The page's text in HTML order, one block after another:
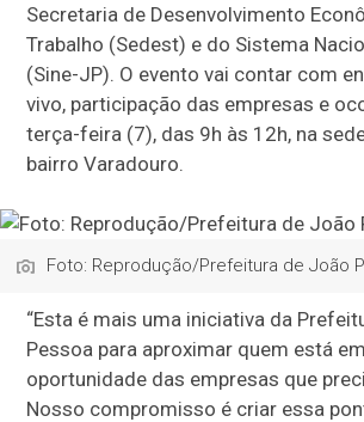
Secretaria de Desenvolvimento
Trabalho (Sedest) e do Sistema
(Sine-JP). O evento vai contar com
vivo, participação das empresas e
terça-feira (7), das 9h às 12h, na
bairro Varadouro.
Foto: Reprodução/Prefeitura de João
“Esta é mais uma iniciativa da
Pessoa para aproximar quem está
oportunidade das empresas que
Nosso compromisso é criar essa